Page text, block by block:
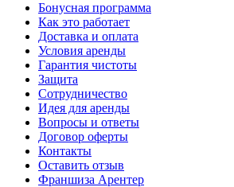
Бонусная программа
Как это работает
Доставка и оплата
Условия аренды
Гарантия чистоты
Защита
Сотрудничество
Идея для аренды
Вопросы и ответы
Договор оферты
Контакты
Оставить отзыв
Франшиза Арентер